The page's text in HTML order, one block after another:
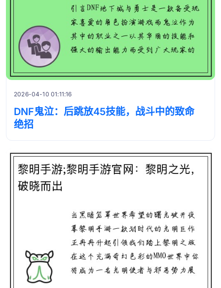
2026-04-10 01:11:16
DNF鬼泣：后跳放45技能，战斗中的致命
绝招